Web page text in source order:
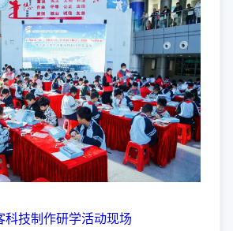
科技制作研学活动现场